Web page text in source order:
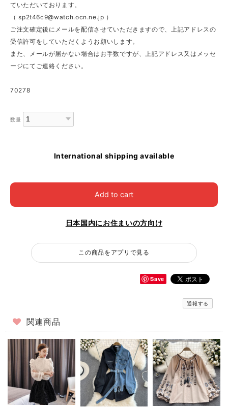
ていただいております。
（sp2t46c9@watch.ocn.ne.jp ）
ご注文確定後にメールを配信させていただきますので、上記アドレスの
受信許可をしていただくようお願いします。
また、メールが届かない場合はお手数ですが、上記アドレス又はメッセ
ージにてご連絡ください。
70278
数量
International shipping available
Add to cart
日本国内にお住まいの方向け
この商品をアプリで見る
Save
通報する
関連商品